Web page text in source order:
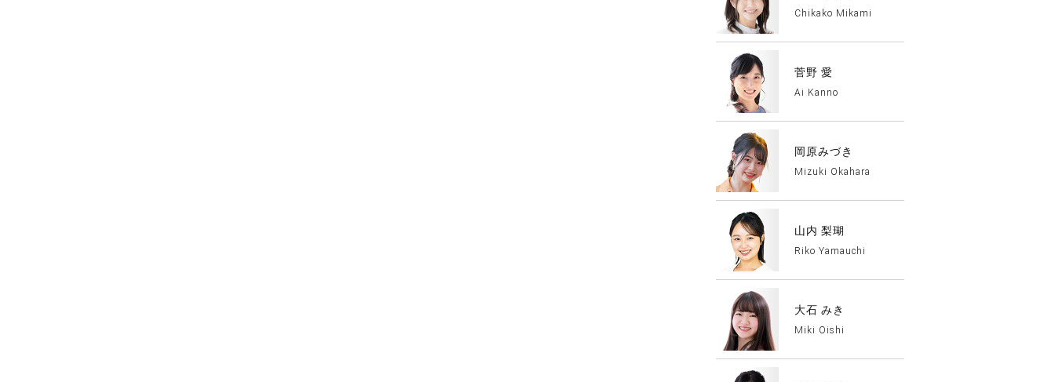
Chikako Mikami
菅野 愛
Ai Kanno
岡原みづき
Mizuki Okahara
山内 梨瑚
Riko Yamauchi
大石 みき
Miki Oishi